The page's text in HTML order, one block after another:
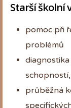
Starší školní
pomoc při
problémů
průběžná